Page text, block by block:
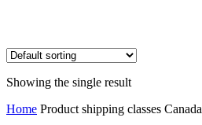
Showing the single result
Home Product shipping classes Canada